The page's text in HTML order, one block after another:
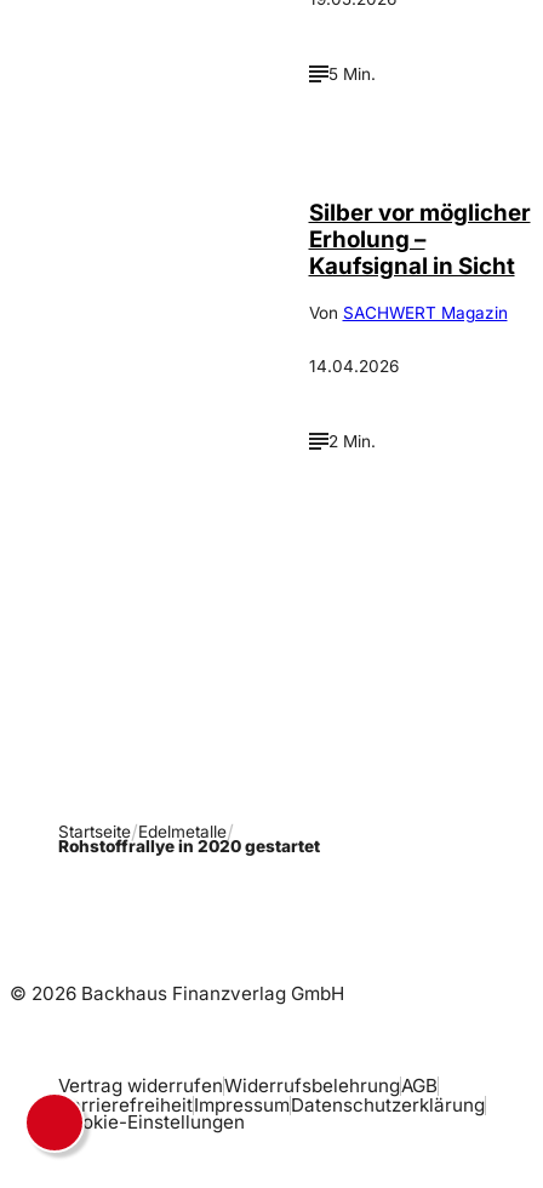
5 Min.
Silber vor möglicher
Erholung –
Kaufsignal in Sicht
Von SACHWERT Magazin
14.04.2026
2 Min.
Startseite Edelmetalle
Rohstoffrallye in 2020 gestartet
© 2026 Backhaus Finanzverlag GmbH
Vertrag widerrufenWiderrufsbelehrungAGB
BarrierefreiheitImpressumDatenschutzerklärung
Cookie-Einstellungen